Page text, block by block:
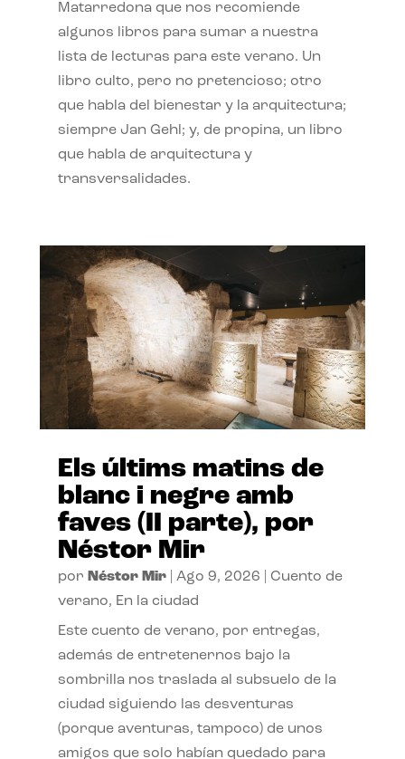
Matarredona que nos recomiende
algunos libros para sumar a nuestra
lista de lecturas para este verano. Un
libro culto, pero no pretencioso; otro
que habla del bienestar y la arquitectura;
siempre Jan Gehl; y, de propina, un libro
que habla de arquitectura y
transversalidades.
Els últims matins de
blanc i negre amb
faves (II parte), por
Néstor Mir
por Néstor Mir| Ago 9, 2026
Cuento de
verano, En la ciudad
Este cuento de verano, por entregas,
además de entretenernos bajo la
sombrilla nos traslada al subsuelo de la
ciudad siguiendo las desventuras
(porque aventuras, tampoco) de unos
amigos que solo habían quedado para